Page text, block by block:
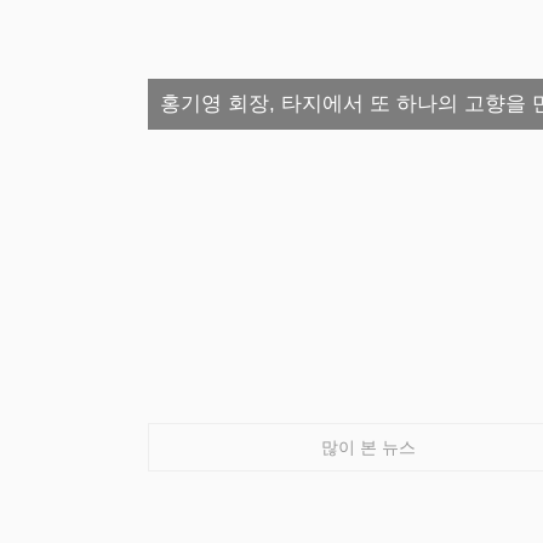
홍기영 회장, 타지에서 또 하나의 고향을
많이 본 뉴스